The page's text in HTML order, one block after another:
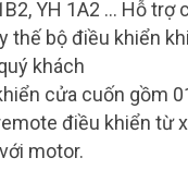
YH 1A2 ... Hỗ trợ
thế bộ điều khiển
khách
cửa cuốn gồm
điều khiển từ
motor.